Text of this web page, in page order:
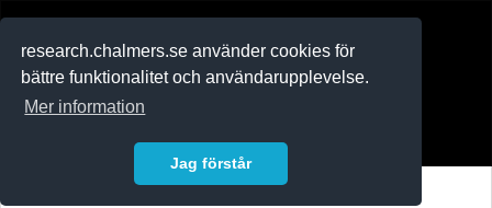
research.chalmers.se använder cookies för
bättre funktionalitet och användarupplevelse.
Mer information
Jag förstår